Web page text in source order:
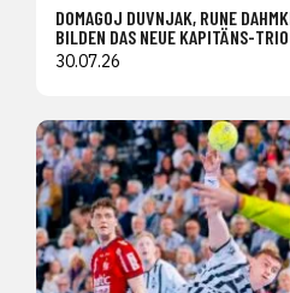
DOMAGOJ DUVNJAK, RUNE
BILDEN DAS NEUE KAPITÄNS-
30.07.26